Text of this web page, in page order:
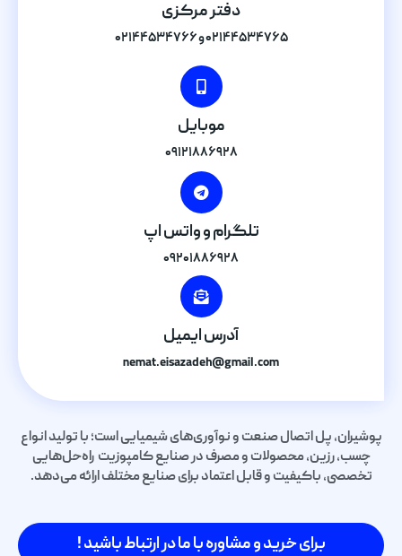
دفتر مرکزی
۰۲۱۴۴۵۳۴۷۶۵ و ۰۲۱۴۴۵۳۴۷۶۶
موبایل
۰۹۱۲۱۸۸۶۹۲۸
تلگرام و واتس اپ
۰۹۲۰۱۸۸۶۹۲۸
آدرس ایمیل
nemat.eisazadeh@gmail.com
پوشیران، پل اتصال صنعت و نوآوری‌های شیمیایی است؛ با تولید انواع
چسب، رزین، محصولات و مصرف در صنایع کامپوزیت راه‌حل‌هایی
تخصصی، باکیفیت و قابل اعتماد برای صنایع مختلف ارائه می‌دهد.
برای خرید و مشاوره با ما در ارتباط باشید !